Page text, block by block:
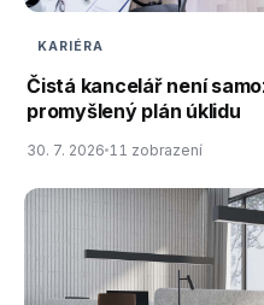
KARIÉRA
Čistá kancelář není
promyšlený plán úklidu
30. 7. 2026 11 zobrazení